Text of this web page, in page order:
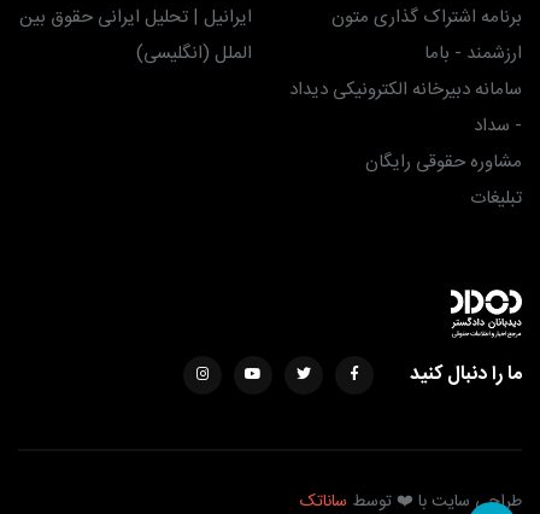
برنامه اشتراک گذاری متون
ارزشمند - باما
سامانه دبیرخانه الکترونیکی دیداد
- سداد
مشاوره حقوقی رایگان
تبلیغات
ایرانیل | تحلیل ایرانی حقوق بین
الملل (انگلیسی)
ما را دنبال کنید
طراحی سایت با ❤️ توسط ساناتک